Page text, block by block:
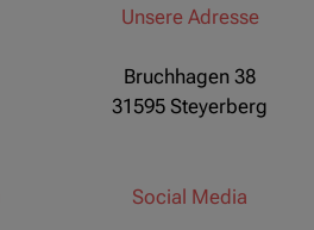
Unsere Adresse
Bruchhagen 38
31595 Steyerberg
Social Media